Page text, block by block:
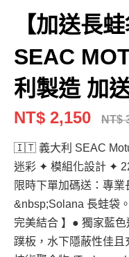
【加送長
SEAC
利製造 加
NT$ 2,150 NT$
🇮🇹 義大利 SEAC
迷彩 ✦ 模組化設計 ✦
限時下單加碼送：專
&nbsp;Solana 長蛙袋
完美結合 】● 獨家藍
蹼板，水下隱蔽性佳